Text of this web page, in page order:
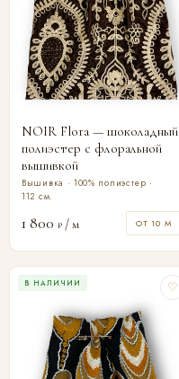
NOIR Flora — шоколадный
полиэстер с флоральной
вышивкой
Вышивка · 100% полиэстер ·
112 см.
1 800 ₽ / м ОТ 10 М
В НАЛИЧИИ ♡